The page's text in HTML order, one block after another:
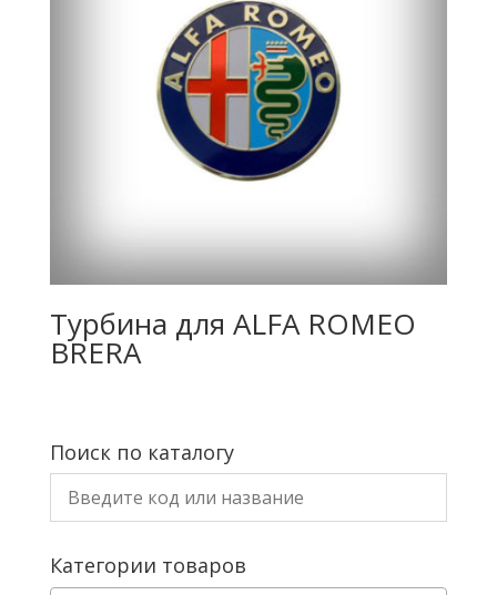
Турбина для ALFA ROMEO
BRERA
Поиск по каталогу
Категории товаров